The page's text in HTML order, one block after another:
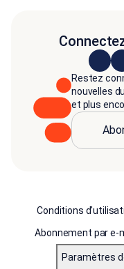
Restez
nouvelles
et plus
Conditions
Abonnement par e-
Paramètres